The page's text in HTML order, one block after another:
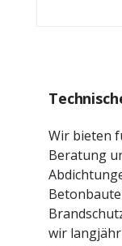
Wir bieten
Beratung
wir